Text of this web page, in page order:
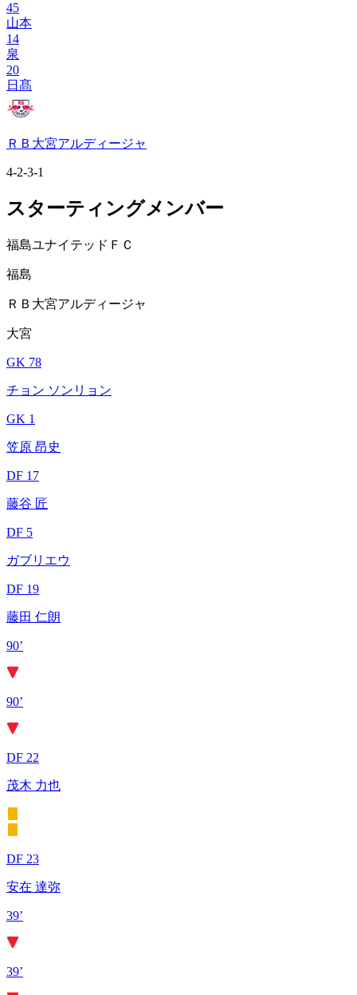
45
山本
14
泉
20
日髙
ＲＢ大宮アルディージャ
4-2-3-1
スターティングメンバー
福島ユナイテッドＦＣ
福島
ＲＢ大宮アルディージャ
大宮
GK 78
チョン ソンリョン
GK 1
笠原 昂史
DF 17
藤谷 匠
DF 5
ガブリエウ
DF 19
藤田 仁朗
90’
90’
DF 22
茂木 力也
DF 23
安在 達弥
39’
39’